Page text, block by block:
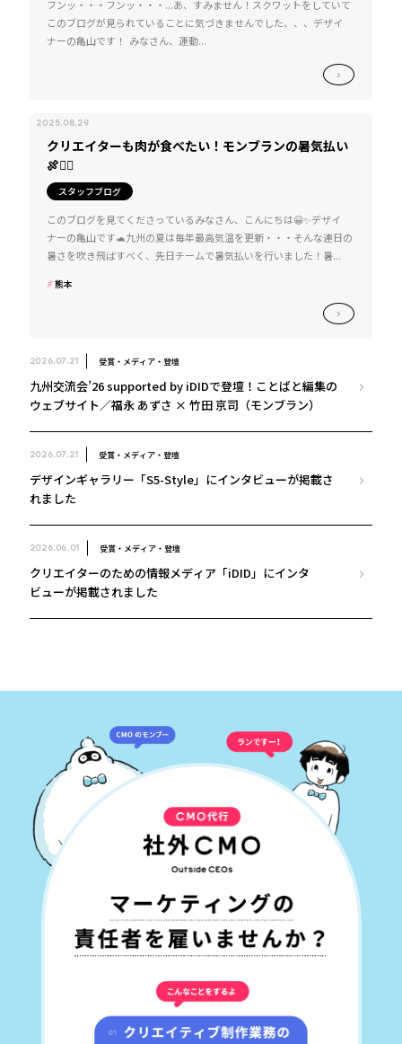
フンッ・・・フンッ・・・...あ、すみません！スクワットをしていて
このブログが見られていることに気づきませんでした、、、デザイ
ナーの亀山です！ みなさん、運動...
2025.08.29
クリエイターも肉が食べたい！モンブランの暑気払い
🍖❤️‍🔥
スタッフブログ
このブログを見てくださっているみなさん、こんにちは😀✨デザイ
ナーの亀山です🐢九州の夏は毎年最高気温を更新・・・そんな連日の
暑さを吹き飛ばすべく、先日チームで暑気払いを行いました！暑...
熊本
2026.07.21 受賞・メディア・登壇
九州交流会’26 supported by iDIDで登壇！ことばと編集の
ウェブサイト／福永 あずさ × 竹田 京司（モンブラン）
2026.07.21 受賞・メディア・登壇
デザインギャラリー「S5-Style」にインタビューが掲載さ
れました
2026.06.01 受賞・メディア・登壇
クリエイターのための情報メディア「iDID」にインタ
ビューが掲載されました